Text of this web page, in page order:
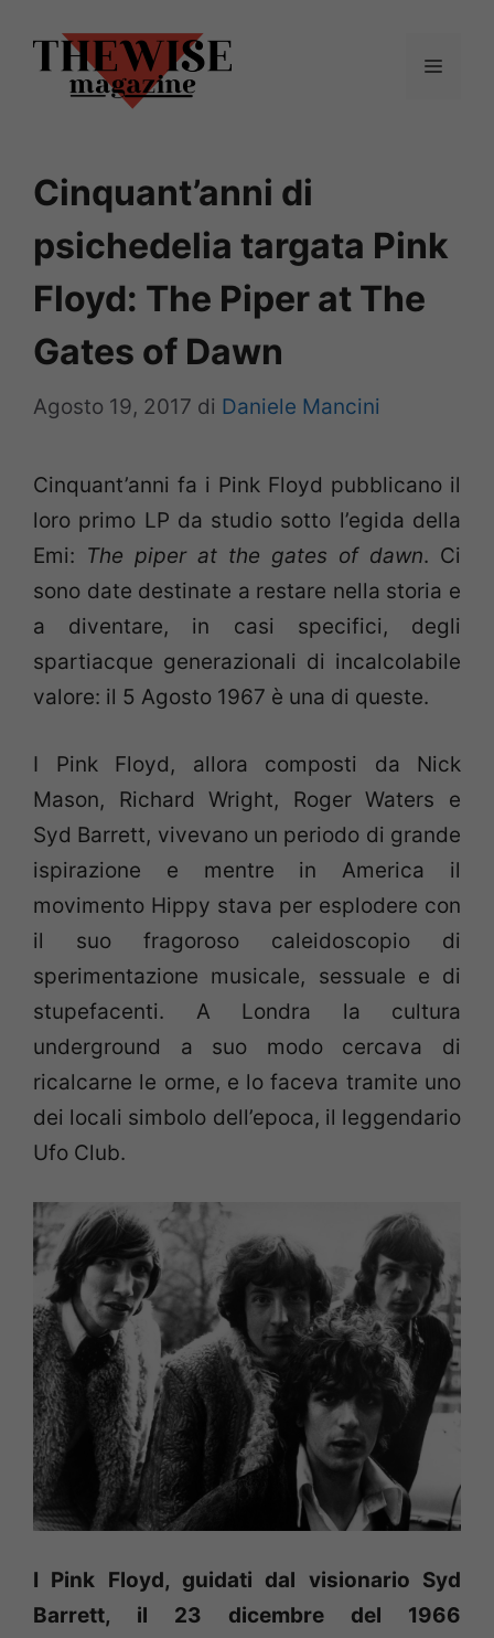
contenuto
Menu
Cinquant’anni di
psichedelia targata Pink
Floyd: The Piper at The
Gates of Dawn
Agosto 19, 2017 di Daniele Mancini
Cinquant’anni fa i Pink Floyd pubblicano il
loro primo LP da studio sotto l’egida della
Emi: The piper at the gates of dawn. Ci
sono date destinate a restare nella storia e
a diventare, in casi specifici, degli
spartiacque generazionali di incalcolabile
valore: il 5 Agosto 1967 è una di queste.
I Pink Floyd, allora composti da Nick
Mason, Richard Wright, Roger Waters e
Syd Barrett, vivevano un periodo di grande
ispirazione e mentre in America il
movimento Hippy stava per esplodere con
il suo fragoroso caleidoscopio di
sperimentazione musicale, sessuale e di
stupefacenti. A Londra la cultura
underground a suo modo cercava di
ricalcarne le orme, e lo faceva tramite uno
dei locali simbolo dell’epoca, il leggendario
Ufo Club.
I Pink Floyd, guidati dal visionario Syd
Barrett, il 23 dicembre del 1966